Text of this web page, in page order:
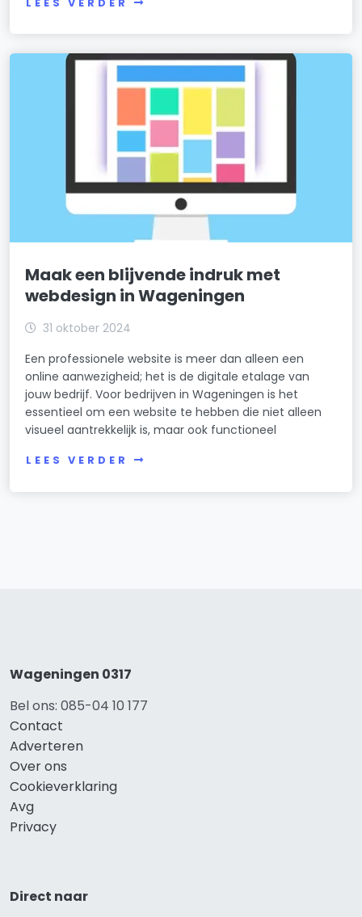
Maak een blijvende indruk met
webdesign in Wageningen
31 oktober 2024
Een professionele website is meer dan alleen een
online aanwezigheid; het is de digitale etalage van
jouw bedrijf. Voor bedrijven in Wageningen is het
essentieel om een website te hebben die niet alleen
visueel aantrekkelijk is, maar ook functioneel
LEES VERDER
Wageningen 0317
Bel ons: 085-04 10 177
Contact
Adverteren
Over ons
Cookieverklaring
Avg
Privacy
Direct naar